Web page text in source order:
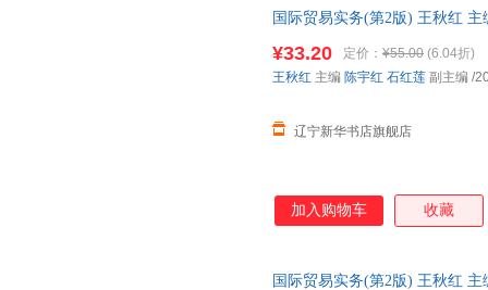
国际贸易实务(第2版) 王秋红
¥33.20 定价： ¥55.00 (6.04折)
辽宁新华书店旗舰店
王秋红 主编 陈宇红 石红莲 副主编 /
加入购物车 收藏
国际贸易实务(第2版) 王秋红